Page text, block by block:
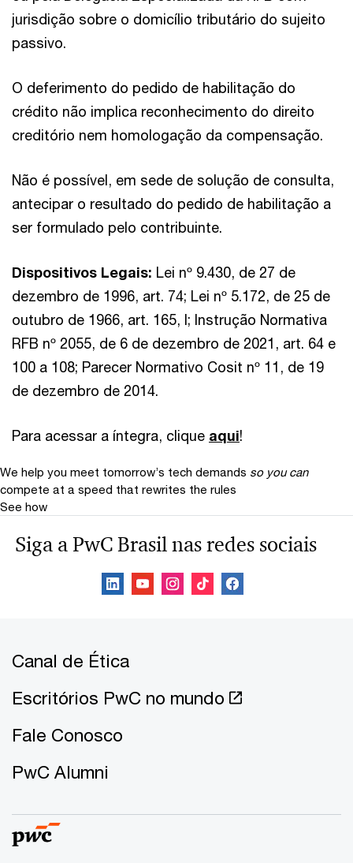
jurisdição sobre o domicílio tributário do sujeito
passivo.
O deferimento do pedido de habilitação do
crédito não implica reconhecimento do direito
creditório nem homologação da compensação.
Não é possível, em sede de solução de consulta,
antecipar o resultado do pedido de habilitação a
ser formulado pelo contribuinte.
Dispositivos Legais: Lei nº 9.430, de 27 de
dezembro de 1996, art. 74; Lei nº 5.172, de 25 de
outubro de 1966, art. 165, I; Instrução Normativa
RFB nº 2055, de 6 de dezembro de 2021, art. 64 e
100 a 108; Parecer Normativo Cosit nº 11, de 19
de dezembro de 2014.
Para acessar a íntegra, clique aqui!
We help you meet tomorrow’s tech demands so you can
compete at a speed that rewrites the rules
See how
Siga a PwC Brasil nas redes sociais
Canal de Ética
Escritórios PwC no mundo
Fale Conosco
PwC Alumni